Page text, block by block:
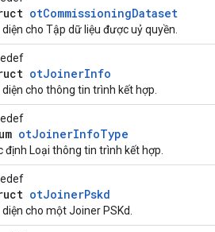
otCommissioningDataset
cho Tập dữ liệu được uỷ quyền.
otJoinerInfo
cho thông tin trình kết hợp.
otJoinerInfoType
định Loại thông tin trình kết hợp.
otJoinerPskd
cho một Joiner PSKd.